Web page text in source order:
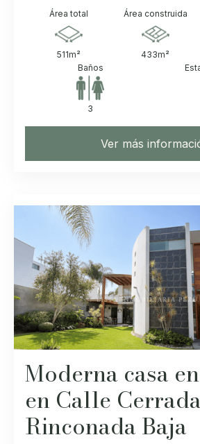
Área total
511m²
Área construida
433m²
Baños
3
Ver más
Moderna casa
en Calle
Rinconada Baja